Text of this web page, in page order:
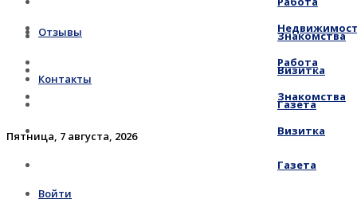
Отзывы
Контакты
Пятница, 7 августа, 2026
Войти
Знакомства
Визитка
Газета
Работа
Знакомства
Визитка
Газета